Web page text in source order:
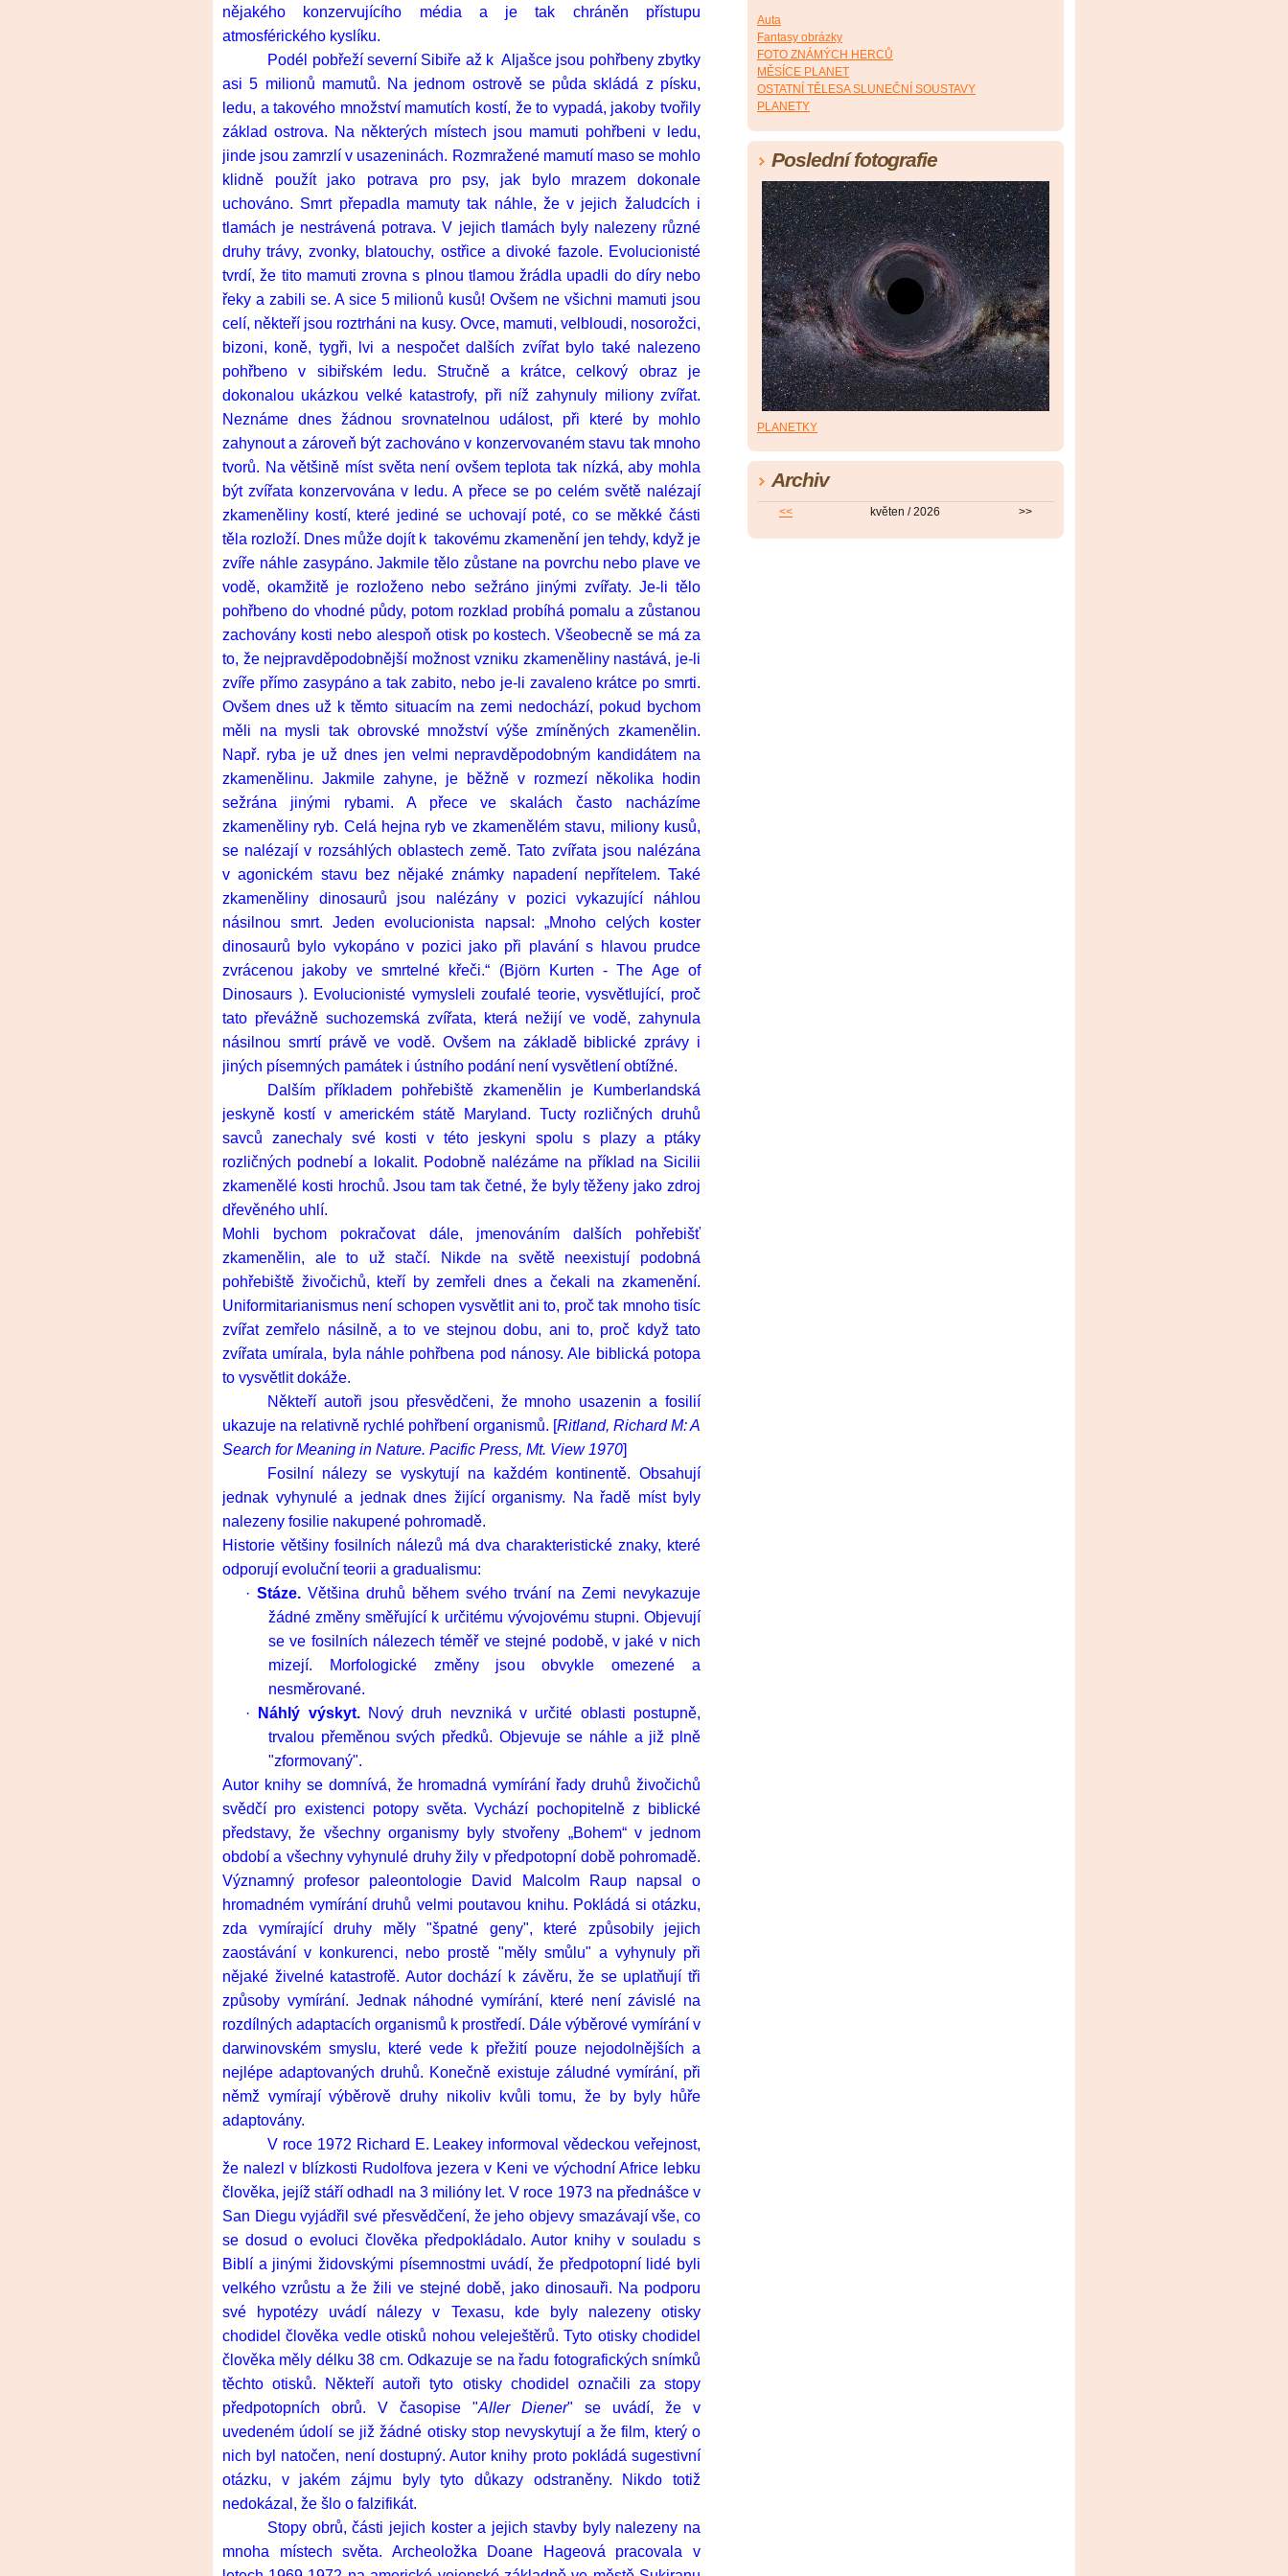
nějakého konzervujícího média a je tak chráněn přístupu
atmosférického kyslíku.
Podél pobřeží severní Sibiře až k Aljašce jsou pohřbeny zbytky
asi 5 milionů mamutů. Na jednom ostrově se půda skládá z písku,
ledu, a takového množství mamutích kostí, že to vypadá, jakoby tvořily
základ ostrova. Na některých místech jsou mamuti pohřbeni v ledu,
jinde jsou zamrzlí v usazeninách. Rozmražené mamutí maso se mohlo
klidně použít jako potrava pro psy, jak bylo mrazem dokonale
uchováno. Smrt přepadla mamuty tak náhle, že v jejich žaludcích i
tlamách je nestrávená potrava. V jejich tlamách byly nalezeny různé
druhy trávy, zvonky, blatouchy, ostřice a divoké fazole. Evolucionisté
tvrdí, že tito mamuti zrovna s plnou tlamou žrádla upadli do díry nebo
řeky a zabili se. A sice 5 milionů kusů! Ovšem ne všichni mamuti jsou
celí, někteří jsou roztrháni na kusy. Ovce, mamuti, velbloudi, nosorožci,
bizoni, koně, tygři, lvi a nespočet dalších zvířat bylo také nalezeno
pohřbeno v sibiřském ledu. Stručně a krátce, celkový obraz je
dokonalou ukázkou velké katastrofy, při níž zahynuly miliony zvířat.
Neznáme dnes žádnou srovnatelnou událost, při které by mohlo
zahynout a zároveň být zachováno v konzervovaném stavu tak mnoho
tvorů. Na většině míst světa není ovšem teplota tak nízká, aby mohla
být zvířata konzervována v ledu. A přece se po celém světě nalézají
zkameněliny kostí, které jediné se uchovají poté, co se měkké části
těla rozloží. Dnes může dojít k takovému zkamenění jen tehdy, když je
zvíře náhle zasypáno. Jakmile tělo zůstane na povrchu nebo plave ve
vodě, okamžitě je rozloženo nebo sežráno jinými zvířaty. Je-li tělo
pohřbeno do vhodné půdy, potom rozklad probíhá pomalu a zůstanou
zachovány kosti nebo alespoň otisk po kostech. Všeobecně se má za
to, že nejpravděpodobnější možnost vzniku zkameněliny nastává, je-li
zvíře přímo zasypáno a tak zabito, nebo je-li zavaleno krátce po smrti.
Ovšem dnes už k těmto situacím na zemi nedochází, pokud bychom
měli na mysli tak obrovské množství výše zmíněných zkamenělin.
Např. ryba je už dnes jen velmi nepravděpodobným kandidátem na
zkamenělinu. Jakmile zahyne, je běžně v rozmezí několika hodin
sežrána jinými rybami. A přece ve skalách často nacházíme
zkameněliny ryb. Celá hejna ryb ve zkamenělém stavu, miliony kusů,
se nalézají v rozsáhlých oblastech země. Tato zvířata jsou nalézána
v agonickém stavu bez nějaké známky napadení nepřítelem. Také
zkameněliny dinosaurů jsou nalézány v pozici vykazující náhlou
násilnou smrt. Jeden evolucionista napsal: „Mnoho celých koster
dinosaurů bylo vykopáno v pozici jako při plavání s hlavou prudce
zvrácenou jakoby ve smrtelné křeči.“ (Björn Kurten - The Age of
Dinosaurs ). Evolucionisté vymysleli zoufalé teorie, vysvětlující, proč
tato převážně suchozemská zvířata, která nežijí ve vodě, zahynula
násilnou smrtí právě ve vodě. Ovšem na základě biblické zprávy i
jiných písemných památek i ústního podání není vysvětlení obtížné.
Dalším příkladem pohřebiště zkamenělin je Kumberlandská
jeskyně kostí v americkém státě Maryland. Tucty rozličných druhů
savců zanechaly své kosti v této jeskyni spolu s plazy a ptáky
rozličných podnebí a lokalit. Podobně nalézáme na příklad na Sicilii
zkamenělé kosti hrochů. Jsou tam tak četné, že byly těženy jako zdroj
dřevěného uhlí.
Mohli bychom pokračovat dále, jmenováním dalších pohřebišť
zkamenělin, ale to už stačí. Nikde na světě neexistují podobná
pohřebiště živočichů, kteří by zemřeli dnes a čekali na zkamenění.
Uniformitarianismus není schopen vysvětlit ani to, proč tak mnoho tisíc
zvířat zemřelo násilně, a to ve stejnou dobu, ani to, proč když tato
zvířata umírala, byla náhle pohřbena pod nánosy. Ale biblická potopa
to vysvětlit dokáže.
Někteří autoři jsou přesvědčeni, že mnoho usazenin a fosilií
ukazuje na relativně rychlé pohřbení organismů. [Ritland, Richard M: A
Search for Meaning in Nature. Pacific Press, Mt. View 1970]
Fosilní nálezy se vyskytují na každém kontinentě. Obsahují
jednak vyhynulé a jednak dnes žijící organismy. Na řadě míst byly
nalezeny fosilie nakupené pohromadě.
Historie většiny fosilních nálezů má dva charakteristické znaky, které
odporují evoluční teorii a gradualismu:
· Stáze. Většina druhů během svého trvání na Zemi nevykazuje
žádné změny směřující k určitému vývojovému stupni. Objevují
se ve fosilních nálezech téměř ve stejné podobě, v jaké v nich
mizejí. Morfologické změny jsou obvykle omezené a
nesměrované.
·
Náhlý výskyt.Nový druh nevzniká v určité oblasti postupně,
trvalou přeměnou svých předků. Objevuje se náhle a již plně
"zformovaný".
Autor knihy se domnívá, že hromadná vymírání řady druhů živočichů
svědčí pro existenci potopy světa. Vychází pochopitelně z biblické
představy, že všechny organismy byly stvořeny „Bohem“ v jednom
období a všechny vyhynulé druhy žily v předpotopní době pohromadě.
Významný profesor paleontologie David Malcolm Raup napsal o
hromadném vymírání druhů velmi poutavou knihu. Pokládá si otázku,
zda vymírající druhy měly "špatné geny", které způsobily jejich
zaostávání v konkurenci, nebo prostě "měly smůlu" a vyhynuly při
nějaké živelné katastrofě. Autor dochází k závěru, že se uplatňují tři
způsoby vymírání. Jednak náhodné vymírání, které není závislé na
rozdílných adaptacích organismů k prostředí. Dále výběrové vymírání v
darwinovském smyslu, které vede k přežití pouze nejodolnějších a
nejlépe adaptovaných druhů. Konečně existuje záludné vymírání, při
němž vymírají výběrově druhy nikoliv kvůli tomu, že by byly hůře
adaptovány.
V roce 1972 Richard E. Leakey informoval vědeckou veřejnost,
že nalezl v blízkosti Rudolfova jezera v Keni ve východní Africe lebku
člověka, jejíž stáří odhadl na 3 milióny let. V roce 1973 na přednášce v
San Diegu vyjádřil své přesvědčení, že jeho objevy smazávají vše, co
se dosud o evoluci člověka předpokládalo. Autor knihy v souladu s
Biblí a jinými židovskými písemnostmi uvádí, že předpotopní lidé byli
velkého vzrůstu a že žili ve stejné době, jako dinosauři. Na podporu
své hypotézy uvádí nálezy v Texasu, kde byly nalezeny otisky
chodidel člověka vedle otisků nohou veleještěrů. Tyto otisky chodidel
člověka měly délku38 cm. Odkazuje se na řadu fotografických snímků
těchto otisků. Někteří autoři tyto otisky chodidel označili za stopy
předpotopních obrů. V časopise "Aller Diener" se uvádí, že v
uvedeném údolí se již žádné otisky stop nevyskytují a že film, který o
nich byl natočen, není dostupný. Autor knihy proto pokládá sugestivní
otázku, v jakém zájmu byly tyto důkazy odstraněny. Nikdo totiž
nedokázal, že šlo o falzifikát.
Stopy obrů, části jejich koster a jejich stavby byly nalezeny na
mnoha místech světa. Archeoložka Doane Hageová pracovala v
Auta
Fantasy obrázky
FOTO ZNÁMÝCH HERCŮ
MĚSÍCE PLANET
OSTATNÍ TĚLESA SLUNEČNÍ SOUSTAVY
PLANETY
Poslední fotografie
PLANETKY
Archiv
<< květen / 2026 >>